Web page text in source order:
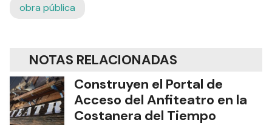
obra pública
NOTAS RELACIONADAS
Construyen el Portal de
Acceso del Anfiteatro en la
Costanera del Tiempo